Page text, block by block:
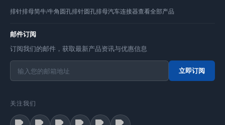
排针排母简牛/牛角圆孔排针圆孔排母汽车连接器查看全部产品
邮件订阅
订阅我们的邮件，获取最新产品资讯与优惠信息
立即订阅
关注我们